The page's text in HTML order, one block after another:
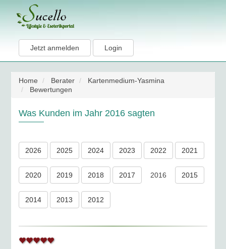
Jetzt anmelden Login
Home Berater
Kartenmedium-Yasmina
Bewertungen
Was Kunden im Jahr 2016 sagten
2026 2025 2024 2023 2022 2021
2020 2019 2018 2017 2016 2015
2014 2013 2012